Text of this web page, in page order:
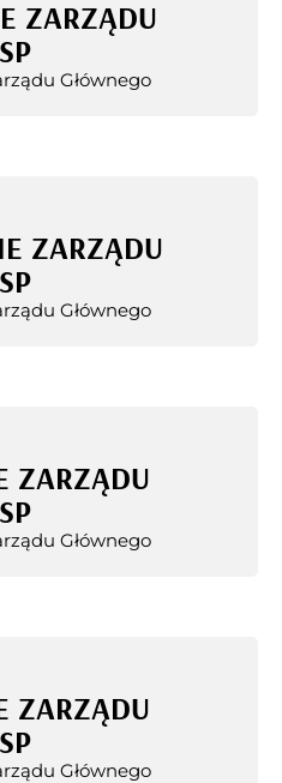
ZARZĄDU
Głównego
ZARZĄDU
Głównego
ZARZĄDU
Głównego
ZARZĄDU
Głównego